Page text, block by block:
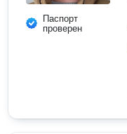
Паспорт
проверен